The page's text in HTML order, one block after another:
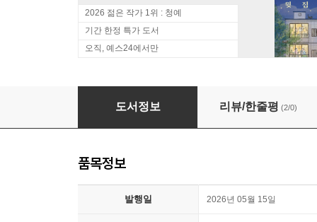
2026 젊은 작가 1위 : 청예
기간 한정 특가 도서
오직, 예스24에서만
채아의 365일
도서정보 리뷰/한줄평 (2/0)
품목정보
발행일 2026년 05월 15일